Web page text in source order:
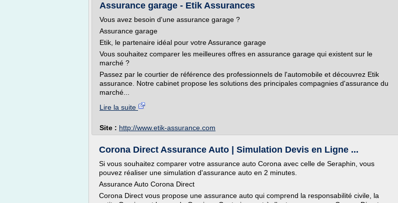
Assurance garage - Etik Assurances
Vous avez besoin d'une assurance garage ?
Assurance garage
Etik, le partenaire idéal pour votre Assurance garage
Vous souhaitez comparer les meilleures offres en assurance garage qui existent sur le
marché ?
Passez par le courtier de référence des professionnels de l'automobile et découvrez Etik
assurance. Notre cabinet propose les solutions des principales compagnies d'assurance du
marché...
Lire la suite
Site : http://www.etik-assurance.com
Corona Direct Assurance Auto | Simulation Devis en Ligne ...
Si vous souhaitez comparer votre assurance auto Corona avec celle de Seraphin, vous
pouvez réaliser une simulation d'assurance auto en 2 minutes.
Assurance Auto Corona Direct
Corona Direct vous propose une assurance auto qui comprend la responsabilité civile, la